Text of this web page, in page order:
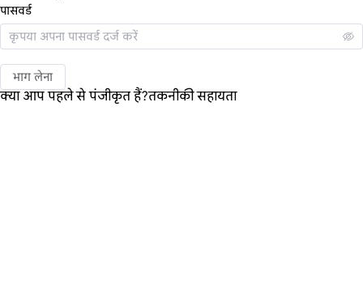
पासवर्ड
भाग लेना
क्या आप पहले से पंजीकृत हैं?तकनीकी सहायता